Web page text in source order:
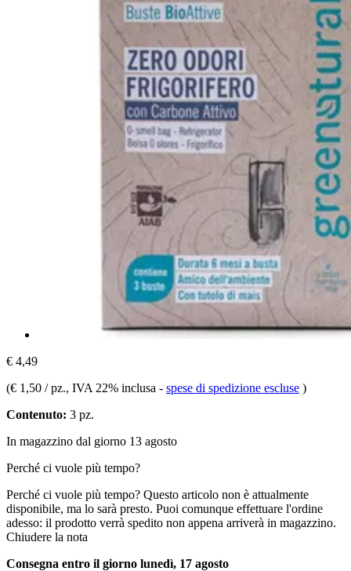
€ 4,49
(€ 1,50 / pz., IVA 22% inclusa - spese di spedizione escluse )
Contenuto: 3 pz.
In magazzino dal giorno 13 agosto
Perché ci vuole più tempo?
Perché ci vuole più tempo? Questo articolo non è attualmente
disponibile, ma lo sarà presto. Puoi comunque effettuare l'ordine
adesso: il prodotto verrà spedito non appena arriverà in magazzino.
Chiudere la nota
Consegna entro il giorno lunedì, 17 agosto